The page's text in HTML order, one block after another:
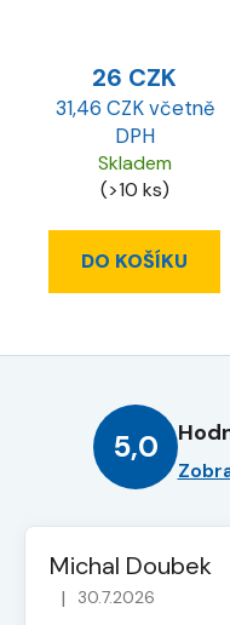
26 CZK
31,46 CZK včetně
DPH
Skladem
(>10 ks)
DO KOŠÍKU
5,0
Michal Doubek
Hodnocení
| 30.7.2026